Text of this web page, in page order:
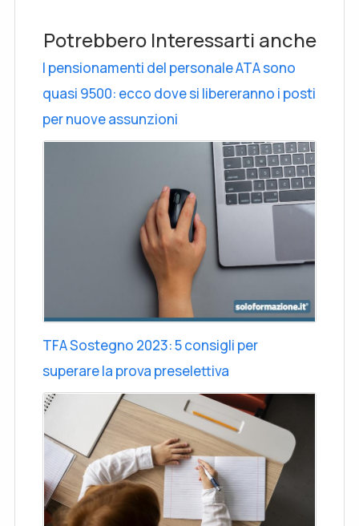
Potrebbero Interessarti anche
I pensionamenti del personale ATA sono
quasi 9500: ecco dove si libereranno i posti
per nuove assunzioni
TFA Sostegno 2023: 5 consigli per
superare la prova preselettiva